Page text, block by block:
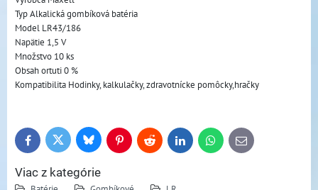
Typ Alkalická gombíková batéria
Model LR43/186
Napätie 1,5 V
Množstvo 10 ks
Obsah ortuti 0 %
Kompatibilita Hodinky, kalkulačky, zdravotnícke pomôcky,hračky
FacebookTwitter BlueskyPinterestReddit LinkedInWhatsApp
E-
mail
Viac z kategórie